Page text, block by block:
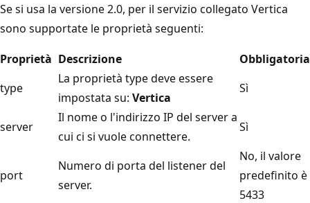
Se si usa la versione 2.0, per il servizio collegato Vertica
sono supportate le proprietà seguenti:
Proprietà Descrizione
Obbligatoria
type
La proprietà type deve essere
impostata su: Vertica
Sì
server
Il nome o l'indirizzo IP del server a
cui ci si vuole connettere.
Sì
port
Numero di porta del listener del
server.
No, il valore
predefinito è
5433